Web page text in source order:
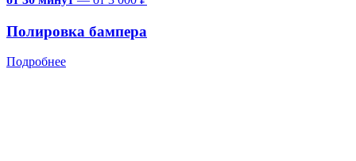
Полировка бампера
Подробнее